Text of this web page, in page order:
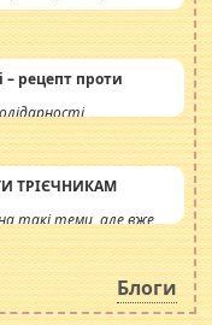
– рецепт проти
ТРІЄЧНИКАМ
такі теми, але вже
інсенуації
Штучно
катастрофа.
Блоги